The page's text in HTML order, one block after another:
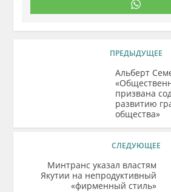
ПРЕДЫДУЩЕЕ
​Альберт
призвана
развитию
общества»
СЛЕДУЮЩЕЕ
Минтранс указал властям
Якутии на непродуктивный
«фирменный стиль»